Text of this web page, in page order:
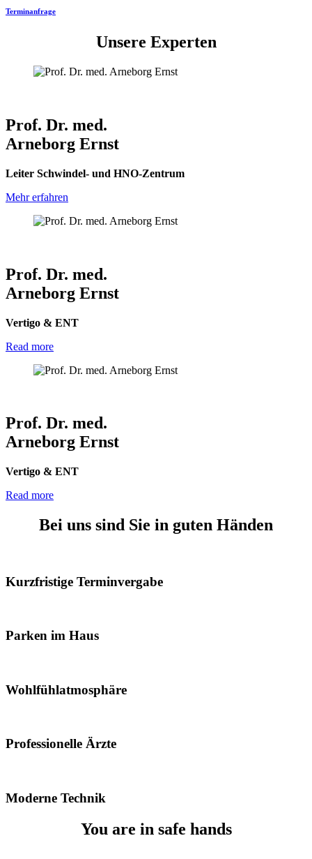
Terminanfrage
Unsere Experten
Prof. Dr. med.
Arneborg Ernst
Leiter Schwindel- und HNO-Zentrum
Mehr erfahren
Prof. Dr. med.
Arneborg Ernst
Vertigo & ENT
Read more
Prof. Dr. med.
Arneborg Ernst
Vertigo & ENT
Read more
Bei uns sind Sie in guten Händen
Kurzfristige Terminvergabe
Parken im Haus
Wohlfühlatmosphäre
Professionelle Ärzte
Moderne Technik
You are in safe hands